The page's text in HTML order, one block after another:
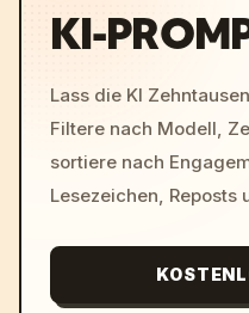
KI-
Lass die KI
Filtere nach Modell,
sortiere nach
Lesezeichen, Reposts